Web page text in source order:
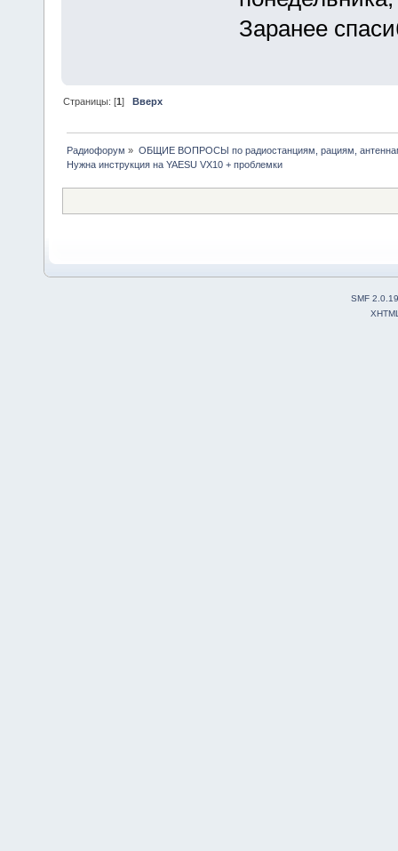
Заранее
Страницы: [1] Вверх
Радиофорум » ОБЩИЕ ВОПРОСЫ по радиостанциям, рациям,
Нужна инструкция на YAESU VX10 + проблемки
SMF 2.0.19